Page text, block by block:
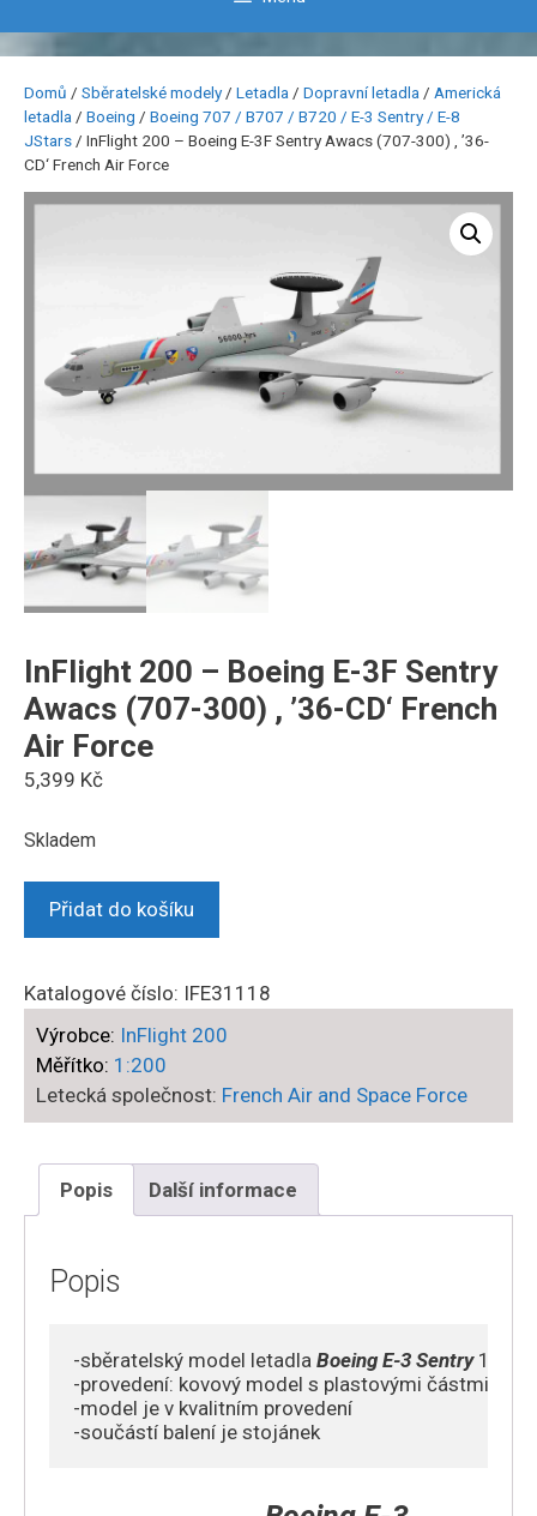
Domů / Sběratelské modely / Letadla / Dopravní letadla / Americká
letadla / Boeing / Boeing 707 / B707 / B720 / E-3 Sentry / E-8
JStars / InFlight 200 – Boeing E-3F Sentry Awacs (707-300) , ’36-
CD‘ French Air Force
InFlight 200 – Boeing E-3F Sentry
Awacs (707-300) , ’36-CD‘ French
Air Force
5,399 Kč
Skladem
InFlight
Boeing
E-
3F
Sentry
Awacs
300)
French
množství
Přidat do košíku
Katalogové číslo: IFE31118
Výrobce: InFlight 200
Měřítko: 1:200
Letecká společnost: French Air and Space Force
Popis Další informace
Popis
-sběratelský model letadla Boeing E-3 Sentry 1/200
-provedení: kovový model s plastovými částmi
-model je v kvalitním provedení
-součástí balení je stojánek